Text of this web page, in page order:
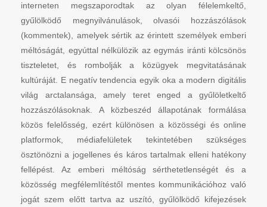
interneten megszaporodtak az olyan félelemkeltő,
gyűlölködő megnyilvánulások, olvasói hozzászólások
(kommentek), amelyek sértik az érintett személyek emberi
méltóságát, egyúttal nélkülözik az egymás iránti kölcsönös
tiszteletet, és rombolják a közügyek megvitatásának
kultúráját. E negatív tendencia egyik oka a modern digitális
világ arctalansága, amely teret enged a gyűlöletkeltő
hozzászólásoknak. A közbeszéd állapotának formálása
közös felelősség, ezért különösen a közösségi és online
platformok, médiafelületek tekintetében szükséges
ösztönözni a jogellenes és káros tartalmak elleni hatékony
fellépést. Az emberi méltóság sérthetetlenségét és a
közösség megfélemlítéstől mentes kommunikációhoz való
jogát szem előtt tartva az uszító, gyűlölködő kifejezések